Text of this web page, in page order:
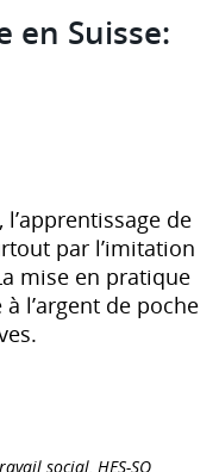
en Suisse:
de
par l’imitation
mise en pratique
l’argent de poche
social, HES-SO